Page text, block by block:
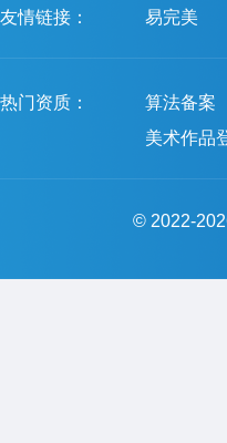
友情链接： 易完美
热门资质： 算法备案
美术作品
© 2022-